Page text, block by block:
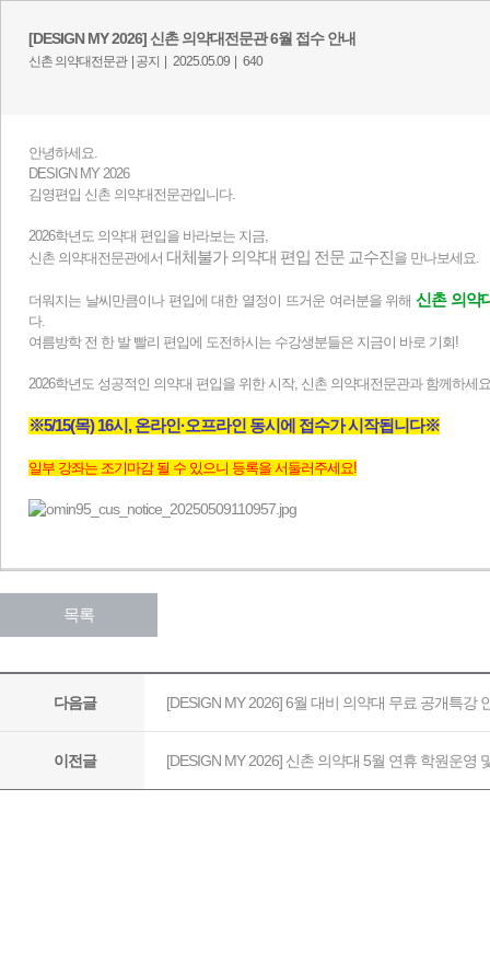
[DESIGN MY 2026] 신촌 의약대전문관 6월 접수 안내
신촌 의약대전문관 | 공지 | 2025.05.09 | 640
안녕하세요.
DESIGN MY 2026
김영편입 신촌 의약대전문관입니다.
2026학년도 의약대 편입을 바라보는 지금,
신촌 의약대전문관에서 대체불가 의약대 편입 전문 교수진 을 ​만나보세요.
더워지는 날씨만큼이나 편입에 대한 열정이 뜨거운 여러분을 위해신촌 의약
다.
여름방학 전 한 발 빨리 편입에 도전하시는 수강생분들은 지금이 바로 기회!
2026학년도 성공적인 의약대 편입을 위한 시작, 신촌 의약대전문관과 함께하세
※5/15(목) 16시, 온라인·오프라인 동시에 접수가 시작됩니다※
일부 강좌는 조기마감 될 수 있으니 등록을 서둘러주세요!
목록
다음글 [DESIGN MY 2026] 6월 대비 의약대 무료 공개특강
이전글 [DESIGN MY 2026] 신촌 의약대 5월 연휴 학원운영